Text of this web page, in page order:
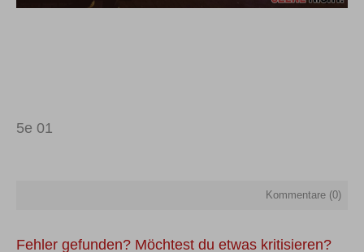
5e 01
Kommentare (0)
Fehler gefunden? Möchtest du etwas kritisieren?